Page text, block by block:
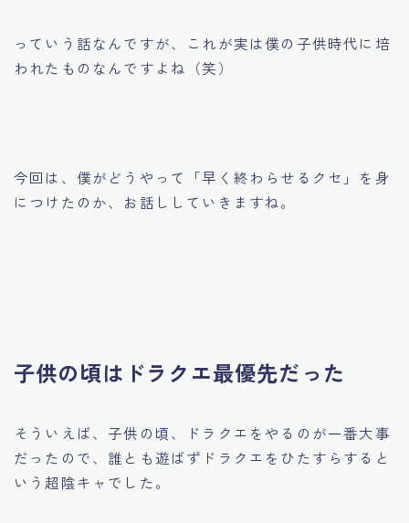
っていう話なんですが、これが実は僕の子供時代に培
われたものなんですよね（笑）
今回は、僕がどうやって「早く終わらせるクセ」を身
につけたのか、お話ししていきますね。
子供の頃はドラクエ最優先だった
そういえば、子供の頃、ドラクエをやるのが一番大事
だったので、誰とも遊ばずドラクエをひたすらすると
いう超陰キャでした。